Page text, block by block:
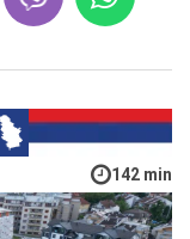
142 min